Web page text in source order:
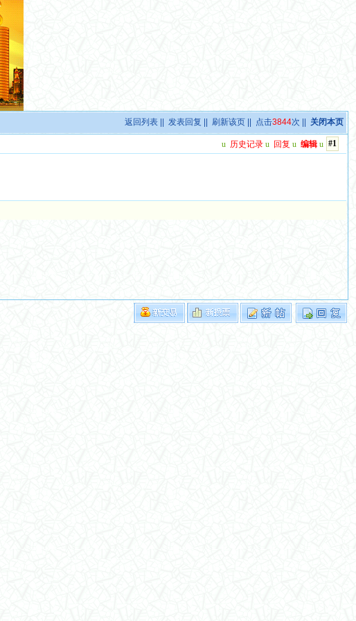
返回列表 ||发表回复 ||刷新该页 || 点击3844次 || 关闭本页
#1
u 历史记录 u 回复 u 编辑 u